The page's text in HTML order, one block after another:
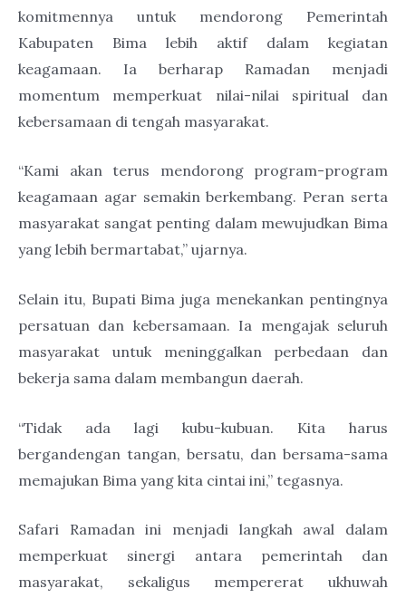
komitmennya untuk mendorong Pemerintah
Kabupaten Bima lebih aktif dalam kegiatan
keagamaan. Ia berharap Ramadan menjadi
momentum memperkuat nilai-nilai spiritual dan
kebersamaan di tengah masyarakat.
“Kami akan terus mendorong program-program
keagamaan agar semakin berkembang. Peran serta
masyarakat sangat penting dalam mewujudkan Bima
yang lebih bermartabat,” ujarnya.
Selain itu, Bupati Bima juga menekankan pentingnya
persatuan dan kebersamaan. Ia mengajak seluruh
masyarakat untuk meninggalkan perbedaan dan
bekerja sama dalam membangun daerah.
“Tidak ada lagi kubu-kubuan. Kita harus
bergandengan tangan, bersatu, dan bersama-sama
memajukan Bima yang kita cintai ini,” tegasnya.
Safari Ramadan ini menjadi langkah awal dalam
memperkuat sinergi antara pemerintah dan
masyarakat, sekaligus mempererat ukhuwah